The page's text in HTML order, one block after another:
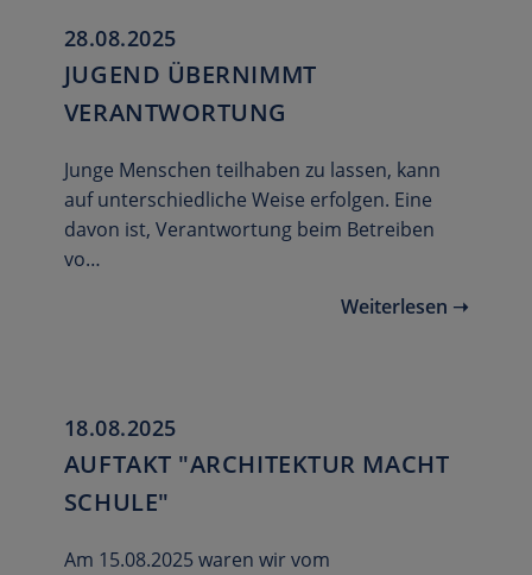
28.08.2025
JUGEND ÜBERNIMMT
VERANTWORTUNG
Junge Menschen teilhaben zu lassen, kann
auf unterschiedliche Weise erfolgen. Eine
davon ist, Verantwortung beim Betreiben
vo…
Weiterlesen ➝
18.08.2025
AUFTAKT "ARCHITEKTUR MACHT
SCHULE"
Am 15.08.2025 waren wir vom